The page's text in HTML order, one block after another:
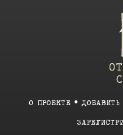
О ПРОЕКТЕ ДОБАВИТЬ